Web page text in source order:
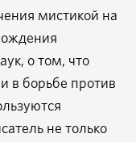
мистикой на
о том, что
в борьбе против
не только